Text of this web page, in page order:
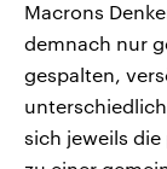
Macrons
demnach nur
gespalten,
sich jeweils